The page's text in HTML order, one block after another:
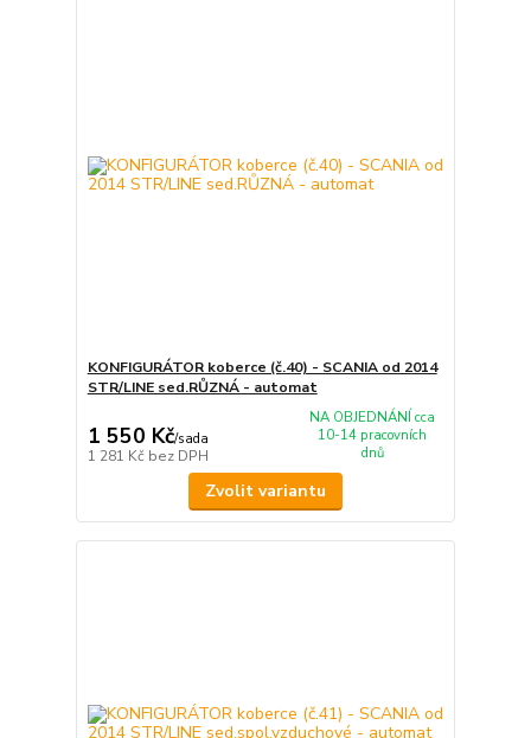
KONFIGURÁTOR koberce (č.40) - SCANIA od 2014
STR/LINE sed.RŮZNÁ - automat
1 550 Kč/sada
1 281 Kč bez DPH
NA OBJEDNÁNÍ cca
10-14 pracovních
dnů
Zvolit variantu